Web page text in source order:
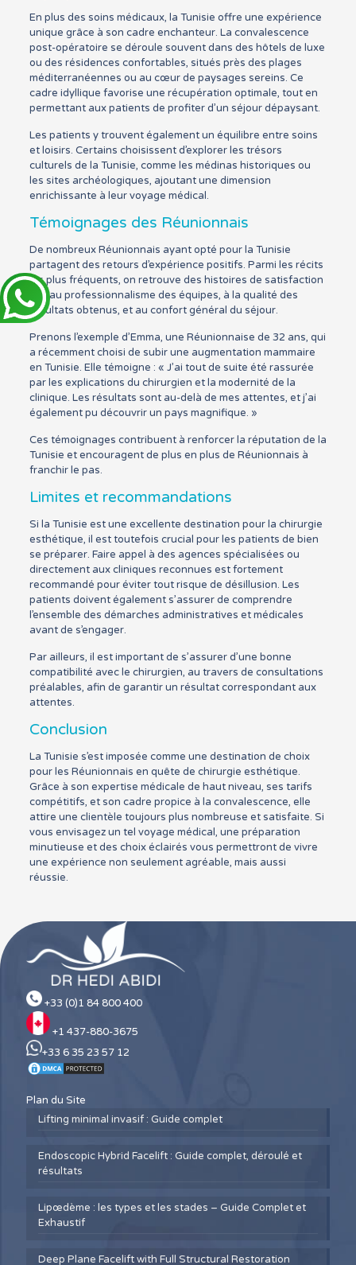
En plus des soins médicaux, la Tunisie offre une expérience
unique grâce à son cadre enchanteur. La convalescence
post-opératoire se déroule souvent dans des hôtels de luxe
ou des résidences confortables, situés près des plages
méditerranéennes ou au cœur de paysages sereins. Ce
cadre idyllique favorise une récupération optimale, tout en
permettant aux patients de profiter d’un séjour dépaysant.
Les patients y trouvent également un équilibre entre soins
et loisirs. Certains choisissent d’explorer les trésors
culturels de la Tunisie, comme les médinas historiques ou
les sites archéologiques, ajoutant une dimension
enrichissante à leur voyage médical.
Témoignages des Réunionnais
De nombreux Réunionnais ayant opté pour la Tunisie
partagent des retours d’expérience positifs. Parmi les récits
les plus fréquents, on retrouve des histoires de satisfaction
liée au professionnalisme des équipes, à la qualité des
résultats obtenus, et au confort général du séjour.
Prenons l’exemple d’Emma, une Réunionnaise de 32 ans, qui
a récemment choisi de subir une augmentation mammaire
en Tunisie. Elle témoigne : « J’ai tout de suite été rassurée
par les explications du chirurgien et la modernité de la
clinique. Les résultats sont au-delà de mes attentes, et j’ai
également pu découvrir un pays magnifique. »
Ces témoignages contribuent à renforcer la réputation de la
Tunisie et encouragent de plus en plus de Réunionnais à
franchir le pas.
Limites et recommandations
Si la Tunisie est une excellente destination pour la chirurgie
esthétique, il est toutefois crucial pour les patients de bien
se préparer. Faire appel à des agences spécialisées ou
directement aux cliniques reconnues est fortement
recommandé pour éviter tout risque de désillusion. Les
patients doivent également s’assurer de comprendre
l’ensemble des démarches administratives et médicales
avant de s’engager.
Par ailleurs, il est important de s’assurer d’une bonne
compatibilité avec le chirurgien, au travers de consultations
préalables, afin de garantir un résultat correspondant aux
attentes.
Conclusion
La Tunisie s’est imposée comme une destination de choix
pour les Réunionnais en quête de chirurgie esthétique.
Grâce à son expertise médicale de haut niveau, ses tarifs
compétitifs, et son cadre propice à la convalescence, elle
attire une clientèle toujours plus nombreuse et satisfaite. Si
vous envisagez un tel voyage médical, une préparation
minutieuse et des choix éclairés vous permettront de vivre
une expérience non seulement agréable, mais aussi
réussie.
+33 (0)1 84 800 400
+1 437-880-3675
+33 6 35 23 57 12
Plan du Site
Lifting minimal invasif : Guide complet
Endoscopic Hybrid Facelift : Guide complet, déroulé et
résultats
Lipœdème : les types et les stades – Guide Complet et
Exhaustif
Deep Plane Facelift with Full Structural Restoration